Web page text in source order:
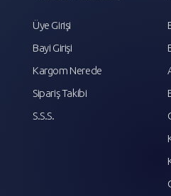
Üye Girişi
Bayi Girişi
Kargom Nerede
Sipariş Takibi
S.S.S.